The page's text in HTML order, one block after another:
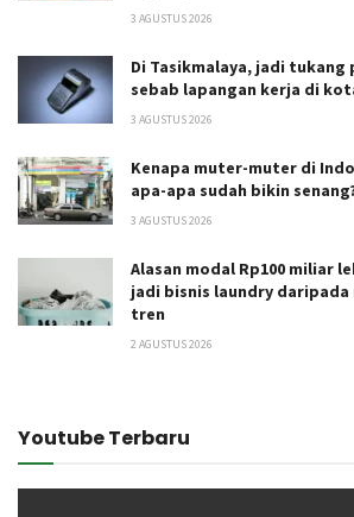
3 AGUSTUS 2026
Di Tasikmalaya, jadi
sebab lapangan kerja di
3 AGUSTUS 2026
Kenapa muter-muter di
apa-apa sudah bikin
3 AGUSTUS 2026
Alasan modal Rp100 miliar
jadi bisnis laundry daripada
tren
2 AGUSTUS 2026
Youtube Terbaru